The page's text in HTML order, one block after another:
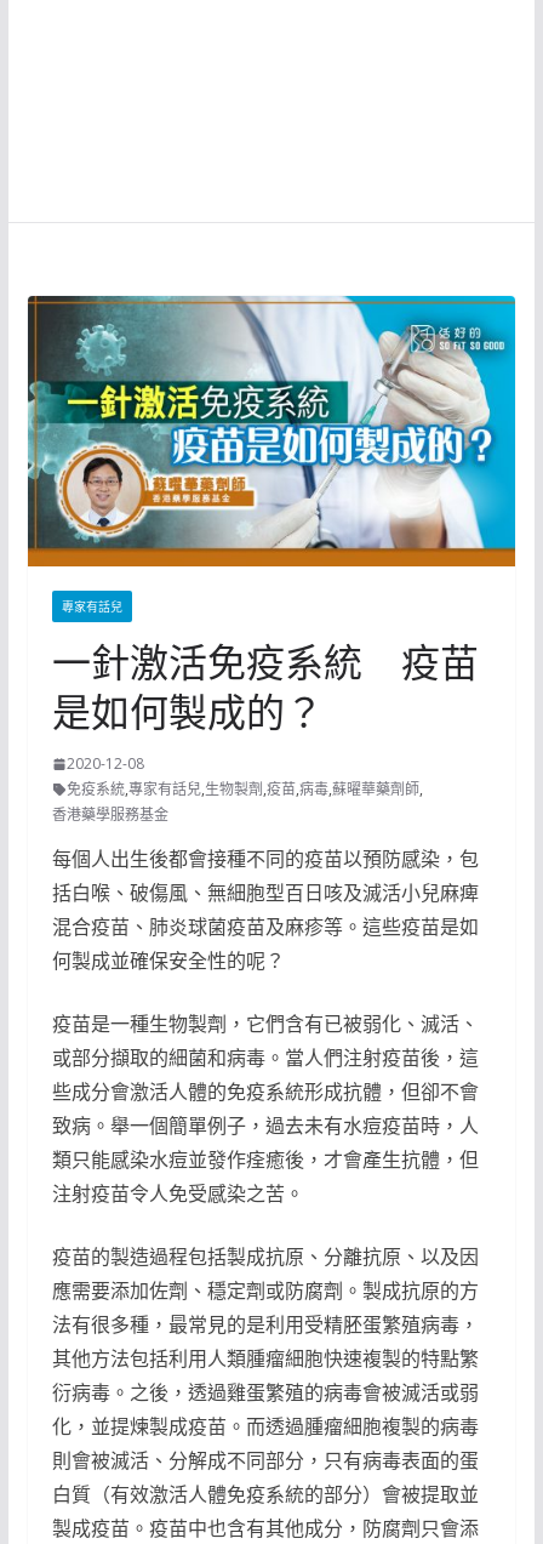
專家有話兒
一針激活免疫系統 疫苗
是如何製成的？
2020-12-08
免疫系統,專家有話兒,生物製劑,疫苗,病毒,蘇曜華藥劑師,
香港藥學服務基金
每個人出生後都會接種不同的疫苗以預防感染，包
括白喉、破傷風、無細胞型百日咳及滅活小兒麻痺
混合疫苗、肺炎球菌疫苗及麻疹等。這些疫苗是如
何製成並確保安全性的呢？
疫苗是一種生物製劑，它們含有已被弱化、滅活、
或部分擷取的細菌和病毒。當人們注射疫苗後，這
些成分會激活人體的免疫系統形成抗體，但卻不會
致病。舉一個簡單例子，過去未有水痘疫苗時，人
類只能感染水痘並發作痊癒後，才會產生抗體，但
注射疫苗令人免受感染之苦。
疫苗的製造過程包括製成抗原、分離抗原、以及因
應需要添加佐劑、穩定劑或防腐劑。製成抗原的方
法有很多種，最常見的是利用受精胚蛋繁殖病毒，
其他方法包括利用人類腫瘤細胞快速複製的特點繁
衍病毒。之後，透過雞蛋繁殖的病毒會被滅活或弱
化，並提煉製成疫苗。而透過腫瘤細胞複製的病毒
則會被滅活、分解成不同部分，只有病毒表面的蛋
白質（有效激活人體免疫系統的部分）會被提取並
製成疫苗。疫苗中也含有其他成分，防腐劑只會添